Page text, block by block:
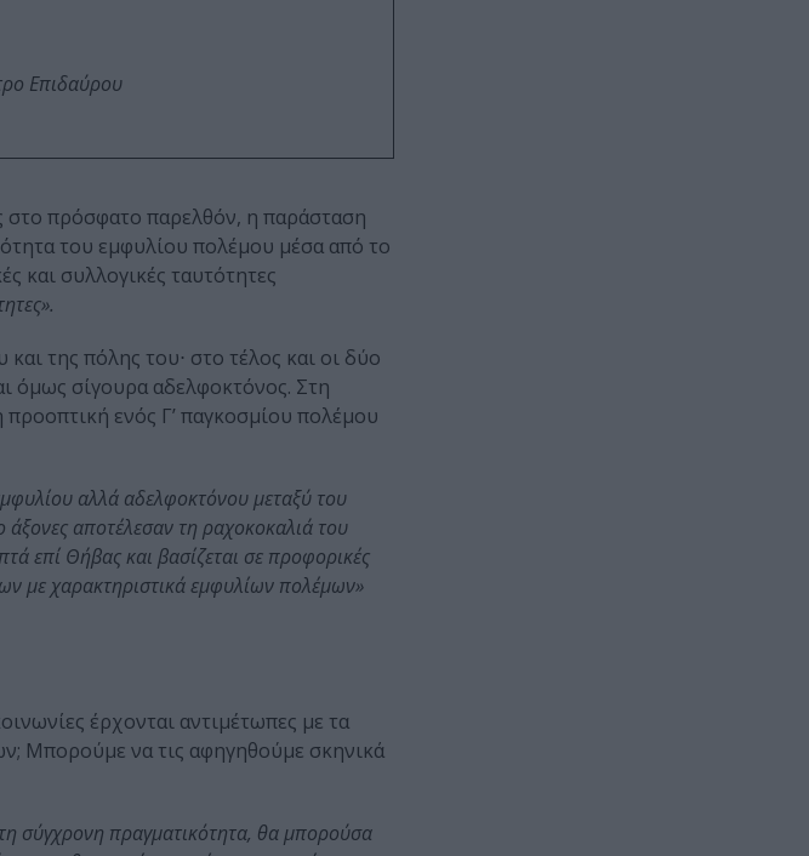
Επιδαύρου
πρόσφατο παρελθόν, η παράσταση
του εμφυλίου πολέμου μέσα από το
και συλλογικές ταυτότητες
της πόλης του⋅ στο τέλος και οι δύο
όμως σίγουρα αδελφοκτόνος. Στη
ενός Γ’ παγκοσμίου πολέμου
αλλά αδελφοκτόνου μεταξύ του
αποτέλεσαν τη ραχοκοκαλιά του
επί Θήβας και βασίζεται σε προφορικές
με χαρακτηριστικά εμφυλίων πολέμων»
έρχονται αντιμέτωπες με τα
Μπορούμε να τις αφηγηθούμε σκηνικά
σύγχρονη πραγματικότητα, θα μπορούσα